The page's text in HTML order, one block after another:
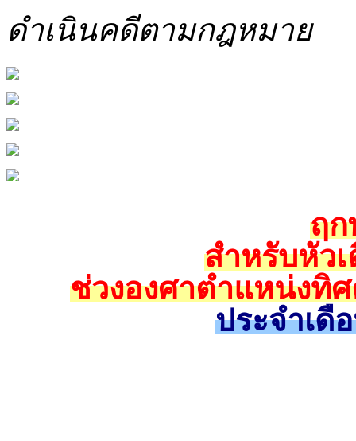
ดำเนินคดีตามกฎหมาย
ฤก
สำหรับหัว
ช่วงองศาตำแหน่งทิ
ประจำเดื